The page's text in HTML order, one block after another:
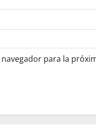
para la